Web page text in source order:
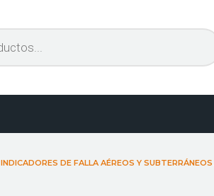
INDICADORES DE FALLA AÉREOS Y SUBTERRÁNEOS